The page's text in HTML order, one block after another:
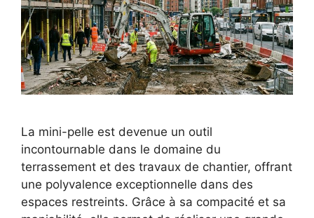
La mini-pelle est devenue un outil
incontournable dans le domaine du
terrassement et des travaux de chantier, offrant
une polyvalence exceptionnelle dans des
espaces restreints. Grâce à sa compacité et sa